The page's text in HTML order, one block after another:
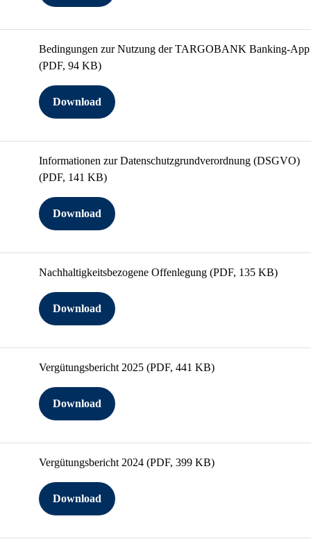
Bedingungen zur Nutzung der TARGOBANK Banking-App
(PDF, 94 KB)
Download
Informationen zur Datenschutzgrundverordnung (DSGVO)
(PDF, 141 KB)
Download
Nachhaltigkeitsbezogene Offenlegung (PDF, 135 KB)
Download
Vergütungsbericht 2025 (PDF, 441 KB)
Download
Vergütungsbericht 2024 (PDF, 399 KB)
Download